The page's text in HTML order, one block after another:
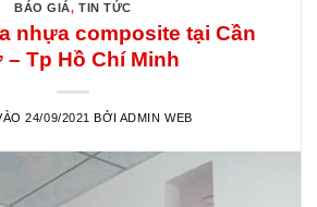
BÁO GIÁ,TIN TỨC
nhựa composite tại Cần
– Tp Hồ Chí Minh
24/09/2021 BỞI ADMIN WEB